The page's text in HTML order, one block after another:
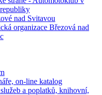
nad Svitavou
organizace Březová nad
on-line katalog
a poplatků, knihovní,